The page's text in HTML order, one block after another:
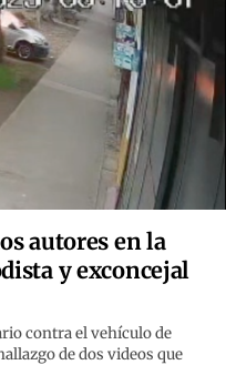
autores en la
y exconcejal
contra el vehículo de
de dos videos que